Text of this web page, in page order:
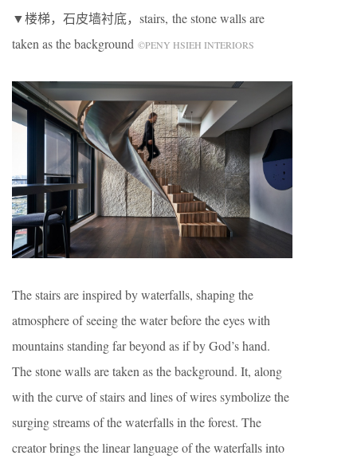
▼楼梯，石皮墙衬底，stairs, the stone walls are
taken as the background ©PENY HSIEH INTERIORS
The stairs are inspired by waterfalls, shaping the
atmosphere of seeing the water before the eyes with
mountains standing far beyond as if by God’s hand.
The stone walls are taken as the background. It, along
with the curve of stairs and lines of wires symbolize the
surging streams of the waterfalls in the forest. The
creator brings the linear language of the waterfalls into